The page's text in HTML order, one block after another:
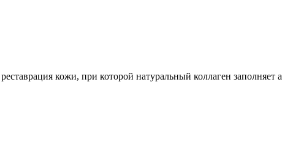
кожи, при которой натуральный коллаген